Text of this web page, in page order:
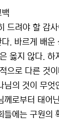
드려야 할 감
. 바르게 배
옳지 않다.
으로 다른 것
님의 것이 무
께로부터 태어
들에는 구원의